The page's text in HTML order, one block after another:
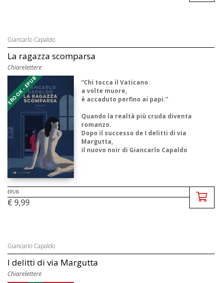
Giancarlo Capaldo
La ragazza scomparsa
Chiarelettere
EBOOK - EPUB
“Chi tocca il Vaticano
a volte muore,
è accaduto perfino ai papi.”
Quando la realtà più cruda diventa
romanzo.
Dopo il successo de I delitti di via
Margutta,
il nuovo noir di Giancarlo Capaldo
EPUB
€ 9,99
Giancarlo Capaldo
I delitti di via Margutta
Chiarelettere